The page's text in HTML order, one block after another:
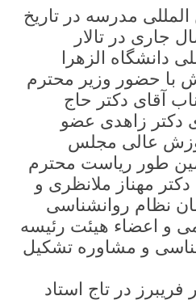
مدرسه در تاریخ
سال جاری در تالار
دانشگاه الزهرا
با حضور وزیر محترم
آقای دکتر حاج
دکتر زاهدی عضو
عالی مجلس
طور ریاست محترم
دکتر مهناز ملانظری و
نظام روانشناسی
و اعضاء هیئت رئیسه
و مشاوره تشکیل
در تاج استاد